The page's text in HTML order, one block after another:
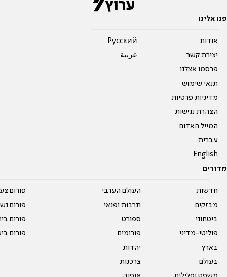
פנו אלינו
אודות
יצירת קשר
פרסמו אצלנו
תנאי שימוש
מדיניות פרטיות
הצהרת נגישות
המייל האדום
עברית
English
Pусский
عربية
מדורים
חדשות
מבזקים
ביטחוני
פוליטי-מדיני
בארץ
בעולם
העולם הערבי
תרבות ופנאי
ספורט
פורומים
יהדות
צרכנות
פורום
פורום
פורום
פורום